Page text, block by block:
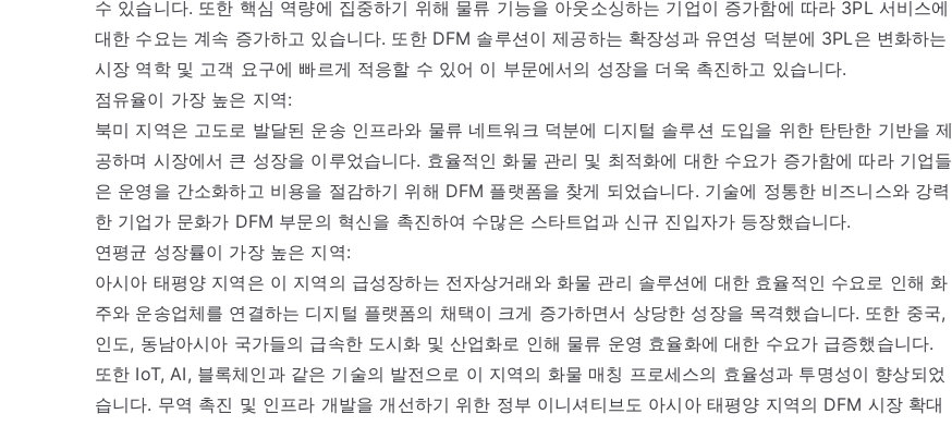
수 있습니다. 또한 핵심 역량에 집중하기 위해 물류 기능을 아웃소싱하는 기업이 증가함에 따라 3PL 서비스에
대한 수요는 계속 증가하고 있습니다. 또한 DFM 솔루션이 제공하는 확장성과 유연성 덕분에 3PL은 변화하는
시장 역학 및 고객 요구에 빠르게 적응할 수 있어 이 부문에서의 성장을 더욱 촉진하고 있습니다.
점유율이 가장 높은 지역:
북미 지역은 고도로 발달된 운송 인프라와 물류 네트워크 덕분에 디지털 솔루션 도입을 위한 탄탄한 기반을 제
공하며 시장에서 큰 성장을 이루었습니다. 효율적인 화물 관리 및 최적화에 대한 수요가 증가함에 따라 기업들
은 운영을 간소화하고 비용을 절감하기 위해 DFM 플랫폼을 찾게 되었습니다. 기술에 정통한 비즈니스와 강력
한 기업가 문화가 DFM 부문의 혁신을 촉진하여 수많은 스타트업과 신규 진입자가 등장했습니다.
연평균 성장률이 가장 높은 지역:
아시아 태평양 지역은 이 지역의 급성장하는 전자상거래와 화물 관리 솔루션에 대한 효율적인 수요로 인해 화
주와 운송업체를 연결하는 디지털 플랫폼의 채택이 크게 증가하면서 상당한 성장을 목격했습니다. 또한 중국,
인도, 동남아시아 국가들의 급속한 도시화 및 산업화로 인해 물류 운영 효율화에 대한 수요가 급증했습니다.
또한 IoT, AI, 블록체인과 같은 기술의 발전으로 이 지역의 화물 매칭 프로세스의 효율성과 투명성이 향상되었
습니다. 무역 촉진 및 인프라 개발을 개선하기 위한 정부 이니셔티브도 아시아 태평양 지역의 DFM 시장 확대